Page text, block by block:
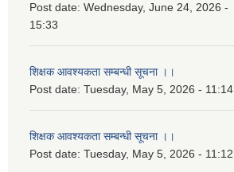
Post date: Wednesday, June 24, 2026 -
15:33
शिक्षक आवश्यकता सम्बन्धी सूचना ।।
Post date: Tuesday, May 5, 2026 - 11:14
शिक्षक आवश्यकता सम्बन्धी सूचना ।।
Post date: Tuesday, May 5, 2026 - 11:12